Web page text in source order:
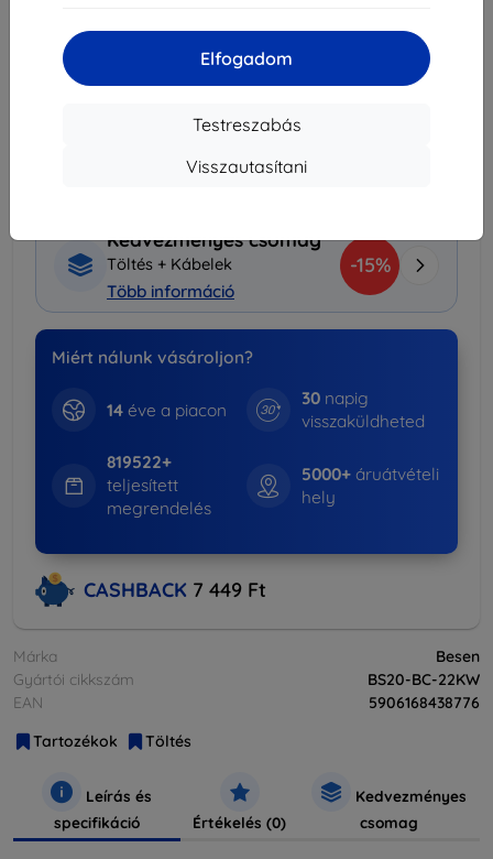
Elfogadom
Testreszabás
Visszautasítani
Raktáron > 5 darab
Kosárba
Szállítás 12. augusztus - 13. augusztus
Szállítási költség-tól 1 990 Ft
Kedvezményes csomag
Töltés + Kábelek
Több információ
-15%
Miért nálunk vásároljon?
14éve a piacon
30 napig
visszaküldheted
819522+
teljesített
megrendelés
5000+ áruátvételi
hely
CASHBACK 7 449 Ft
Márka
Besen
Gyártói cikkszám
BS20-BC-22KW
EAN
5906168438776
Tartozékok
Töltés
Leírás és
specifikáció
Értékelés (0)
Kedvezményes
csomag